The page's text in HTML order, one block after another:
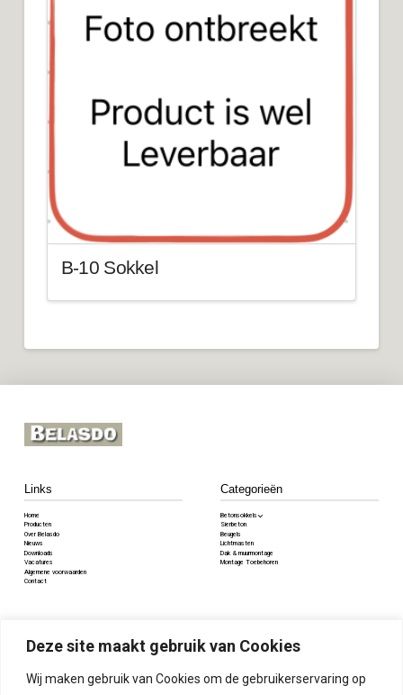
Deze site maakt gebruik van Cookies
Wij maken gebruik van Cookies om de gebruikerservaring op
B-10 Sokkel
Links
Home
Producten
Over Belasdo
Nieuws
Downloads
Vacatures
Algemene voorwaarden
Contact
Categorieën
Betonsokkels
Sierbeton
Beugels
Lichtmasten
Dak & muurmontage
Montage Toebehoren
info@belasdo.nl